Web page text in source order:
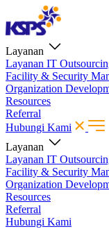
Layanan
Layanan IT
Facility & Security
Organization
Resources
Referral
Hubungi Kami
Layanan
Layanan IT
Facility & Security
Organization
Resources
Referral
Hubungi Kami